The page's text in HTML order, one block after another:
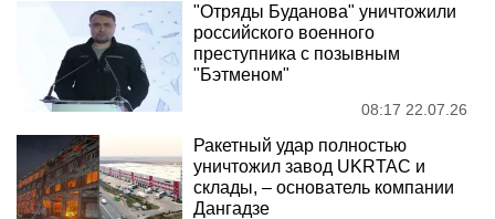
"Отряды Буданова" уничтожили
российского военного
преступника с позывным
"Бэтменом"
08:17 22.07.26
Ракетный удар полностью
уничтожил завод UKRTAC и
склады, – основатель компании
Дангадзе